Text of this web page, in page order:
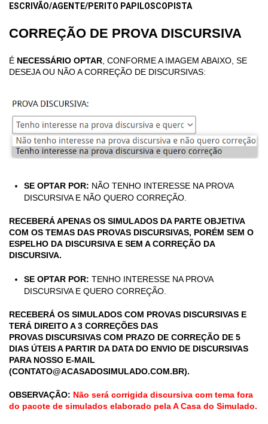
ESCRIVÃO/AGENTE/PERITO PAPILOSCOPISTA
CORREÇÃO DE PROVA DISCURSIVA
É NECESSÁRIO OPTAR , CONFORME A IMAGEM ABAIXO, SE
DESEJA OU NÃO A CORREÇÃO DE DISCURSIVAS:
SE OPTAR POR: NÃO TENHO INTERESSE NA PROVA
DISCURSIVA E NÃO QUERO CORREÇÃO.
RECEBERÁ APENAS OS SIMULADOS DA PARTE OBJETIVA
COM OS TEMAS DAS PROVAS DISCURSIVAS, PORÉM SEM O
ESPELHO DA DISCURSIVA E SEM A CORREÇÃO DA
DISCURSIVA.
SE OPTAR POR: TENHO INTERESSE NA PROVA
DISCURSIVA E QUERO CORREÇÃO.
RECEBERÁ OS SIMULADOS COM PROVAS DISCURSIVAS E
TERÁ DIREITO A 3 CORREÇÕES DAS
PROVAS DISCURSIVAS COM PRAZO DE CORREÇÃO DE 5
DIAS ÚTEIS A PARTIR DA DATA DO ENVIO DE DISCURSIVAS
PARA NOSSO E-MAIL
(CONTATO@ACASADOSIMULADO.COM.BR).
OBSERVAÇÃO: Não será corrigida discursiva com tema fora
do pacote de simulados elaborado pela A Casa do Simulado.